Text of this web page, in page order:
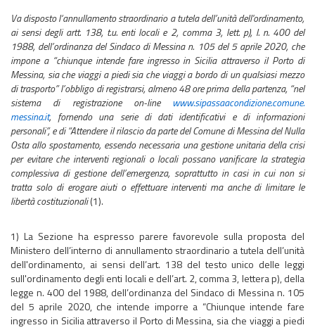
Va disposto l‘annullamento straordinario a tutela dell’unità dell'ordinamento,
ai sensi degli artt. 138, t.u. enti locali e 2, comma 3, lett. p), l. n. 400 del
1988, dell’ordinanza del Sindaco di Messina n. 105 del 5 aprile 2020, che
impone a “chiunque intende fare ingresso in Sicilia attraverso il Porto di
Messina, sia che viaggi a piedi sia che viaggi a bordo di un qualsiasi mezzo
di trasporto” l’obbligo di registrarsi, almeno 48 ore prima della partenza, “nel
sistema di registrazione on-line www.sipassaacondizione.comune.
messina.it, fornendo una serie di dati identificativi e di informazioni
personali”, e di “Attendere il rilascio da parte del Comune di Messina del Nulla
Osta allo spostamento, essendo necessaria una gestione unitaria della crisi
per evitare che interventi regionali o locali possano vanificare la strategia
complessiva di gestione dell’emergenza, soprattutto in casi in cui non si
tratta solo di erogare aiuti o effettuare interventi ma anche di limitare le
libertà costituzionali(1).
1) La Sezione ha espresso parere favorevole sulla proposta del
Ministero dell’interno di annullamento straordinario a tutela dell’unità
dell'ordinamento, ai sensi dell’art. 138 del testo unico delle leggi
sull'ordinamento degli enti locali e dell’art. 2, comma 3, lettera p), della
legge n. 400 del 1988, dell’ordinanza del Sindaco di Messina n. 105
del 5 aprile 2020, che intende imporre a “Chiunque intende fare
ingresso in Sicilia attraverso il Porto di Messina, sia che viaggi a piedi